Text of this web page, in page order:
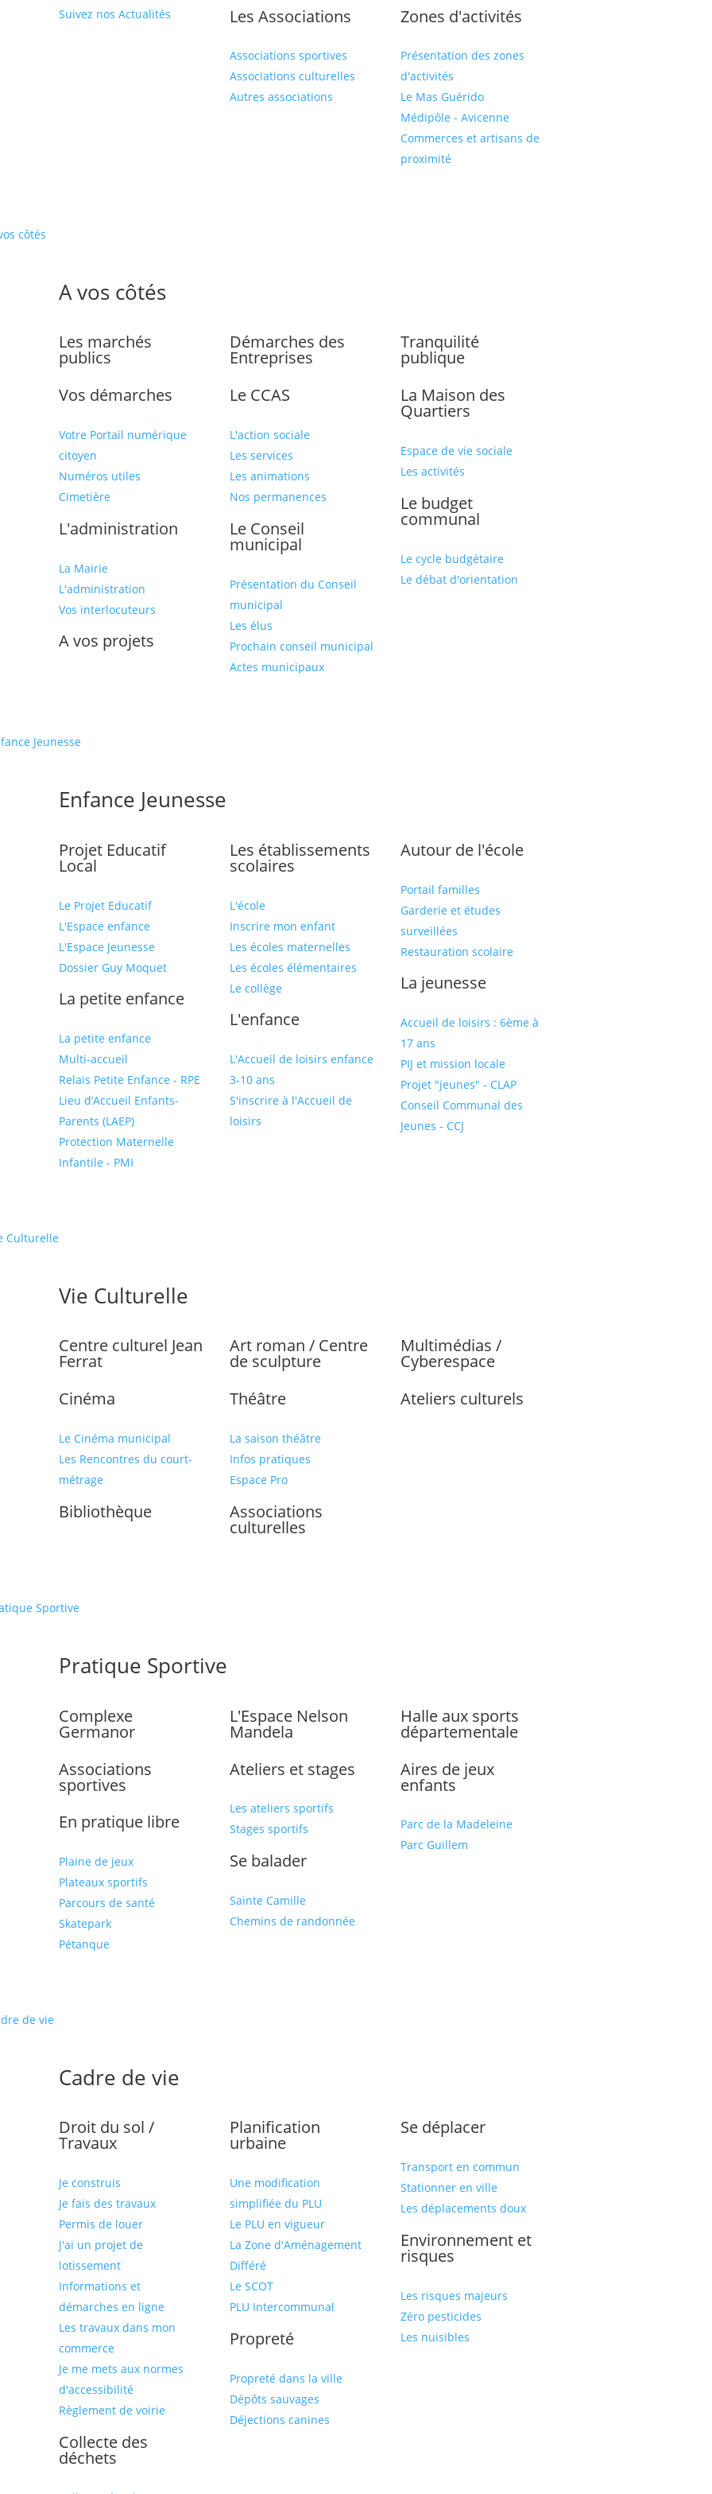
Suivez nos Actualités Les Associations
Associations sportives
Associations culturelles
Autres associations
Zones d'activités
Présentation des zones
d'activités
Le Mas Guérido
Médipôle - Avicenne
Commerces et artisans de
proximité
côtés
A vos côtés
Les marchés
publics
Vos démarches
Votre Portail numérique
citoyen
Numéros utiles
Cimetière
L'administration
La Mairie
L'administration
Vos interlocuteurs
A vos projets
Démarches des
Entreprises
Le CCAS
L'action sociale
Les services
Les animations
Nos permanences
Le Conseil
municipal
Présentation du Conseil
municipal
Les élus
Prochain conseil municipal
Actes municipaux
Tranquilité
publique
La Maison des
Quartiers
Espace de vie sociale
Les activités
Le budget
communal
Le cycle budgétaire
Le débat d'orientation
Jeunesse
Enfance Jeunesse
Projet Educatif
Local
Le Projet Educatif
L'Espace enfance
L'Espace Jeunesse
Dossier Guy Moquet
La petite enfance
La petite enfance
Multi-accueil
Relais Petite Enfance - RPE
Lieu d’Accueil Enfants-
Parents (LAEP)
Protection Maternelle
Infantile - PMI
Les établissements
scolaires
L'école
Inscrire mon enfant
Les écoles maternelles
Les écoles élémentaires
Le collège
L'enfance
L'Accueil de loisirs enfance
3-10 ans
S'inscrire à l'Accueil de
loisirs
Autour de l'école
Portail familles
Garderie et études
surveillées
Restauration scolaire
La jeunesse
Accueil de loisirs : 6ème à
17 ans
PIJ et mission locale
Projet "jeunes" - CLAP
Conseil Communal des
Jeunes - CCJ
Culturelle
Vie Culturelle
Centre culturel Jean
Ferrat
Cinéma
Le Cinéma municipal
Les Rencontres du court-
métrage
Bibliothèque
Art roman / Centre
de sculpture
Théâtre
La saison théâtre
Infos pratiques
Espace Pro
Associations
culturelles
Multimédias /
Cyberespace
Ateliers culturels
Sportive
Pratique Sportive
Complexe
Germanor
Associations
sportives
En pratique libre
Plaine de jeux
Plateaux sportifs
Parcours de santé
Skatepark
Pétanque
L'Espace Nelson
Mandela
Ateliers et stages
Les ateliers sportifs
Stages sportifs
Se balader
Sainte Camille
Chemins de randonnée
Halle aux sports
départementale
Aires de jeux
enfants
Parc de la Madeleine
Parc Guillem
de vie
Cadre de vie
Droit du sol /
Travaux
Je construis
Je fais des travaux
Permis de louer
J'ai un projet de
lotissement
Informations et
démarches en ligne
Les travaux dans mon
commerce
Je me mets aux normes
d'accessibilité
Règlement de voirie
Collecte des
déchets
Planification
urbaine
Une modification
simplifiée du PLU
Le PLU en vigueur
La Zone d'Aménagement
Différé
Le SCOT
PLU Intercommunal
Propreté
Propreté dans la ville
Dépôts sauvages
Déjections canines
Se déplacer
Transport en commun
Stationner en ville
Les déplacements doux
Environnement et
risques
Les risques majeurs
Zéro pesticides
Les nuisibles